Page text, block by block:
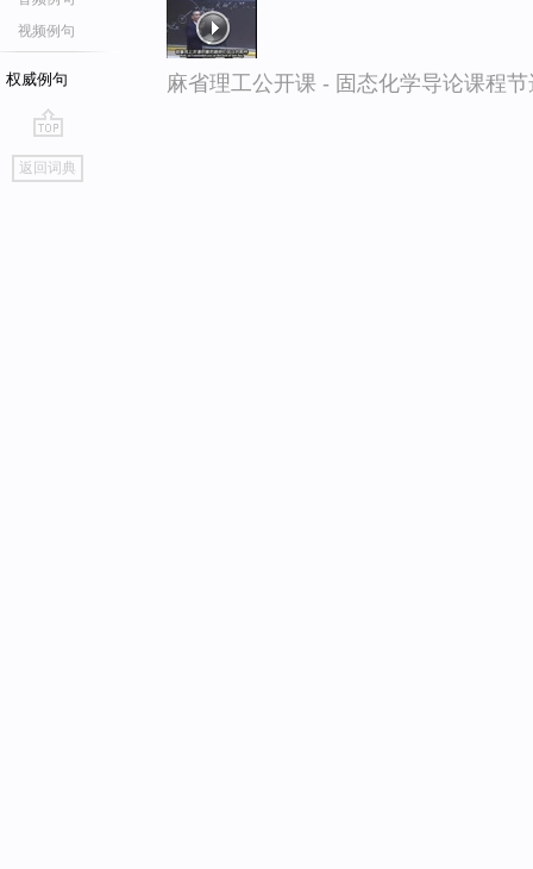
视频例句
权威例句
go
top
返回词典
麻省理工公开课 - 固态化学导论课程节